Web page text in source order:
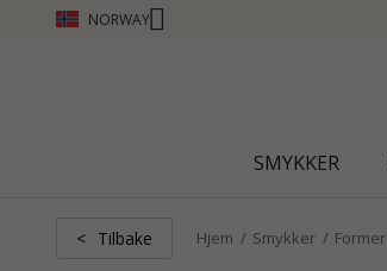
NORWAY
SMYKKER
< Tilbake Hjem Smykker Former